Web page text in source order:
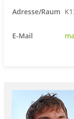
Adresse/Raum
E-Mail